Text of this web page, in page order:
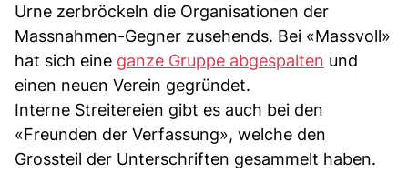
Urne zerbröckeln die Organisationen der
Massnahmen-Gegner zusehends. Bei «Massvoll»
hat sich eine ganze Gruppe abgespalten und
einen neuen Verein gegründet.
Interne Streitereien gibt es auch bei den
«Freunden der Verfassung», welche den
Grossteil der Unterschriften gesammelt haben.